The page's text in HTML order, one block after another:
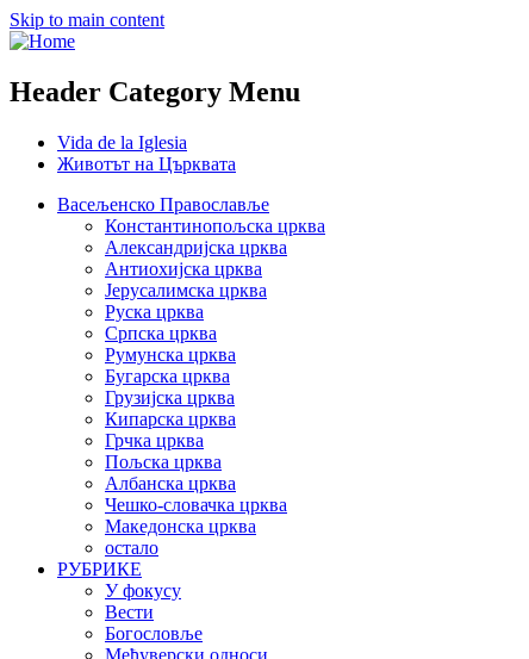
Skip to main content
Header Category Menu
Vida de la Iglesia
Животът на Църквата
Васељенско Православље
Константинопољска црква
Александријска црква
Антиохијска црква
Јерусалимска црква
Руска црква
Српска црква
Румунска црква
Бугарска црква
Грузијска црква
Кипарска црква
Грчка црква
Пољска црква
Албанска црква
Чешко-словачка црква
Македонска црква
остало
РУБРИКЕ
У фокусу
Вести
Богословље
Међуверски односи